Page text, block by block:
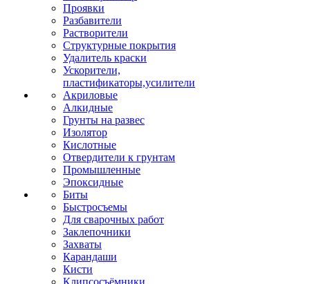
Проявки
Разбавители
Растворители
Структурные покрытия
Удалитель краски
Ускорители,
пластификаторы,усилители
Акриловые
Алкидные
Грунты на развес
Изолятор
Кислотные
Отвердители к грунтам
Промышленные
Эпоксидные
Биты
Быстросъемы
Для сварочных работ
Заклепочники
Захваты
Карандаши
Кисти
Клипсосъёмники